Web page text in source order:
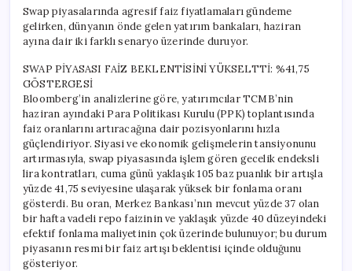
Swap piyasalarında agresif faiz fiyatlamaları gündeme
gelirken, dünyanın önde gelen yatırım bankaları, haziran
ayına dair iki farklı senaryo üzerinde duruyor.
SWAP PİYASASI FAİZ BEKLENTİSİNİ YÜKSELTTİ: %41,75
GÖSTERGESİ
Bloomberg’in analizlerine göre, yatırımcılar TCMB’nin
haziran ayındaki Para Politikası Kurulu (PPK) toplantısında
faiz oranlarını artıracağına dair pozisyonlarını hızla
güçlendiriyor. Siyasi ve ekonomik gelişmelerin tansiyonunu
artırmasıyla, swap piyasasında işlem gören gecelik endeksli
lira kontratları, cuma günü yaklaşık 105 baz puanlık bir artışla
yüzde 41,75 seviyesine ulaşarak yüksek bir fonlama oranı
gösterdi. Bu oran, Merkez Bankası’nın mevcut yüzde 37 olan
bir hafta vadeli repo faizinin ve yaklaşık yüzde 40 düzeyindeki
efektif fonlama maliyetinin çok üzerinde bulunuyor; bu durum
piyasanın resmi bir faiz artışı beklentisi içinde olduğunu
gösteriyor.